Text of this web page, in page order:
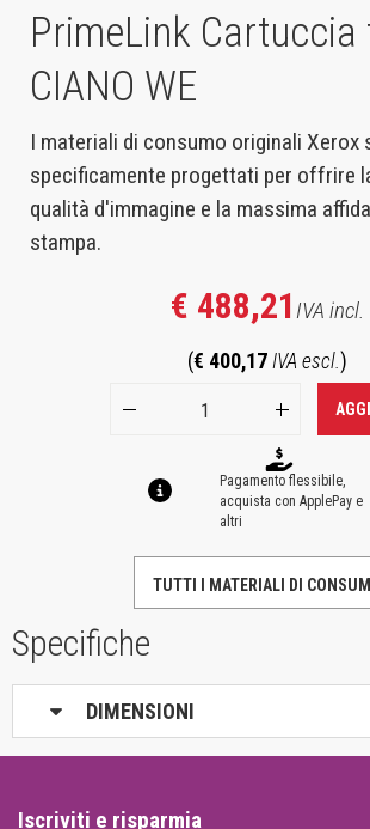
PrimeLink
CIANO WE
I materiali di consumo originali Xerox
specificamente progettati per offrire
qualità d'immagine e la massima
stampa.
€ 488,21IVA incl.
(€ 400,17 IVA escl.)
Pagamento flessibile,
acquista con ApplePay e
altri
TUTTI I MATERIALI DI
Specifiche
DIMENSIONI
Iscriviti e risparmia